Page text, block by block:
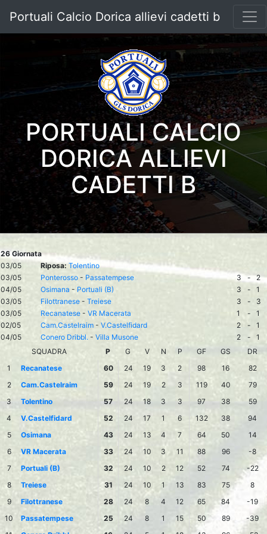
Portuali Calcio Dorica allievi cadetti b
PORTUALI CALCIO
DORICA ALLIEVI
CADETTI B
26 Giornata
03/05
Riposa: Tolentino
03/05
Ponterosso - Passatempese 3 - 2
04/05
Osimana - Portuali (B) 3 -
1
03/05
Filottranese - Treiese 3 -
3
03/05
Recanatese - VR Macerata 1 -
1
02/05
Cam.Castelraim - V.Castelfidard 2 -
1
04/05
Conero Dribbl. - Villa Musone 2 -
1
SQUADRA
P G V N P GF GS
DR
1
Recanatese 60 24 19 3 2 98 16
82
2
Cam.Castelraim 59 24 19 2 3 119 40
79
3
Tolentino 57 24 18 3 3 97 38
59
4
V.Castelfidard 52 24 17 1 6 132 38
94
5
Osimana 43 24 13 4 7 64 50
14
6
VR Macerata 33 24 10 3 11 88 96
-8
7
Portuali (B) 32 24 10 2 12 52 74
-22
8
Treiese 31 24 10 1 13 83 75
8
9
Filottranese 28 24 8 4 12 65 84
-19
10
Passatempese 25 24 8 1 15 50 89
-39